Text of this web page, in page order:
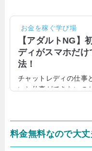
お金を稼ぐ学び場
【アダルトNG】
ディがスマホだ
法！
チャットレディの仕事
いと仕事ができないの
ができれば、どこにい
で、だいぶ楽ですよね
料金無料なので大